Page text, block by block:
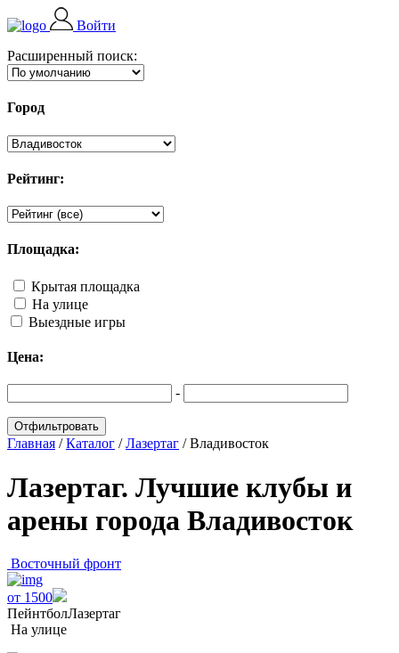
Войти
Расширенный поиск:
Город
Рейтинг:
Площадка:
Крытая площадка
На улице
Выездные игры
Цена:
-
Главная /Каталог /Лазертаг /Владивосток
Лазертаг. Лучшие клубы и
арены города Владивосток
Восточный фронт
от 1500
ПейнтболЛазертаг
На улице